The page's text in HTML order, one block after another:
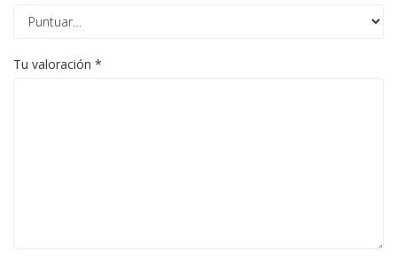
Tu valoración *